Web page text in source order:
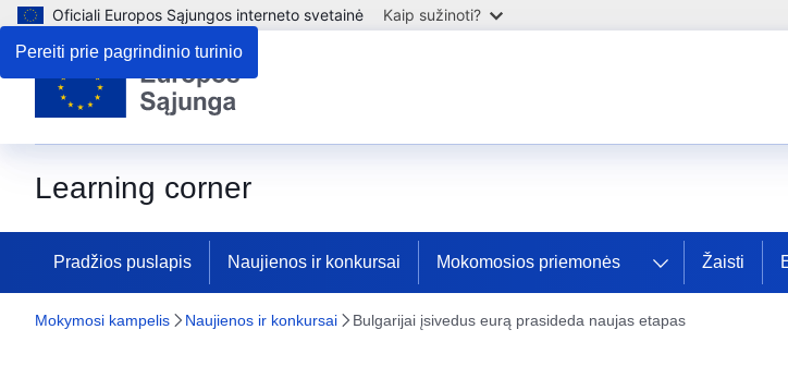
Pereiti prie pagrindinio turinio
Oficiali Europos Sąjungos interneto svetainė Kaip sužinoti?
Learning corner
Pradžios puslapis Naujienos ir konkursai Mokomosios priemonės Žaisti
Mokymosi kampelis Naujienos ir konkursai Bulgarijai įsivedus eurą prasideda naujas etapas